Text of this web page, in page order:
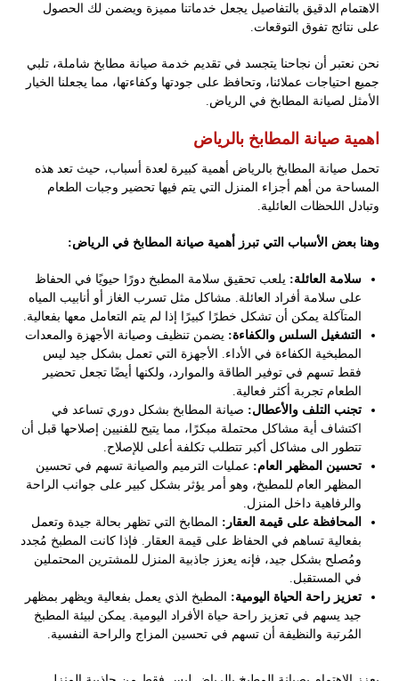
الاهتمام الدقيق بالتفاصيل يجعل خدماتنا مميزة ويضمن لك الحصول
على نتائج تفوق التوقعات.
نحن نعتبر أن نجاحنا يتجسد في تقديم خدمة صيانة مطابخ شاملة، تلبي
جميع احتياجات عملائنا، وتحافظ على جودتها وكفاءتها، مما يجعلنا الخيار
الأمثل لصيانة المطابخ في الرياض.
اهمية صيانة المطابخ بالرياض
تحمل صيانة المطابخ بالرياض أهمية كبيرة لعدة أسباب، حيث تعد هذه
المساحة من أهم أجزاء المنزل التي يتم فيها تحضير وجبات الطعام
وتبادل اللحظات العائلية.
وهنا بعض الأسباب التي تبرز أهمية صيانة المطابخ في الرياض:
سلامة العائلة: يلعب تحقيق سلامة المطبخ دورًا حيويًا في الحفاظ
على سلامة أفراد العائلة. مشاكل مثل تسرب الغاز أو أنابيب المياه
المتآكلة يمكن أن تشكل خطرًا كبيرًا إذا لم يتم التعامل معها بفعالية.
التشغيل السلس والكفاءة: يضمن تنظيف وصيانة الأجهزة والمعدات
المطبخية الكفاءة في الأداء. الأجهزة التي تعمل بشكل جيد ليس
فقط تسهم في توفير الطاقة والموارد، ولكنها أيضًا تجعل تحضير
الطعام تجربة أكثر فعالية.
تجنب التلف والأعطال: صيانة المطابخ بشكل دوري تساعد في
اكتشاف أية مشاكل محتملة مبكرًا، مما يتيح للفنيين إصلاحها قبل أن
تتطور الى مشاكل أكبر تتطلب تكلفة أعلى للإصلاح.
تحسين المظهر العام: عمليات الترميم والصيانة تسهم في تحسين
المظهر العام للمطبخ، وهو أمر يؤثر بشكل كبير على جوانب الراحة
والرفاهية داخل المنزل.
المحافظة على قيمة العقار: المطابخ التي تظهر بحالة جيدة وتعمل
بفعالية تساهم في الحفاظ على قيمة العقار. فإذا كانت المطبخ مُجدد
ومُصلح بشكل جيد، فإنه يعزز جاذبية المنزل للمشترين المحتملين
في المستقبل.
تعزيز راحة الحياة اليومية: المطبخ الذي يعمل بفعالية ويظهر بمظهر
جيد يسهم في تعزيز راحة حياة الأفراد اليومية. يمكن لبيئة المطبخ
المُرتبة والنظيفة أن تسهم في تحسين المزاج والراحة النفسية.